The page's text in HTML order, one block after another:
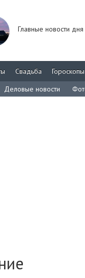
Главные новости дня
Свадьба
Гороскопы
Деловые новости